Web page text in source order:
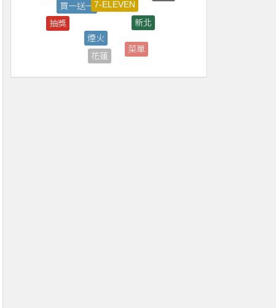
桃園
停車場
抽獎
花蓮
煙火